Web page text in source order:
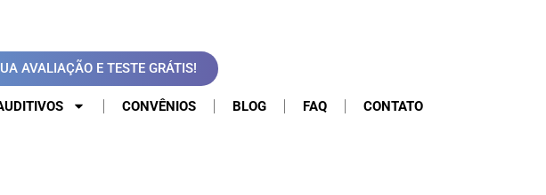
AVALIAÇÃO E TESTE GRÁTIS!
CONVÊNIOS BLOG FAQ CONTATO